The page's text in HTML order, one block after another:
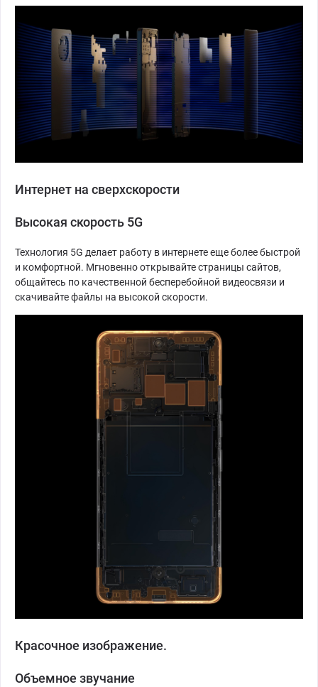
Интернет на сверхскорости
Высокая скорость 5G
Технология 5G делает работу в интернете еще более быстрой
и комфортной. Мгновенно открывайте страницы сайтов,
общайтесь по качественной бесперебойной видеосвязи и
скачивайте файлы на высокой скорости.
Красочное изображение.
Объемное звучание